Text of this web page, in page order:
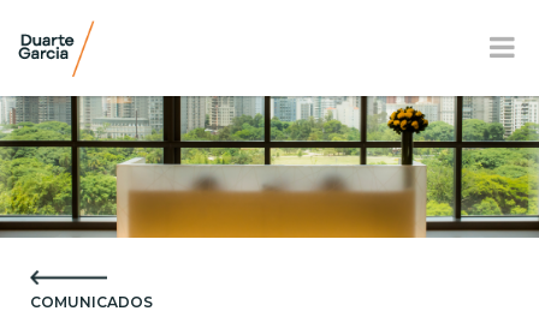
APRESENTAÇÃO
ATUAÇÃO
BR EN FR
COMUNICADOS